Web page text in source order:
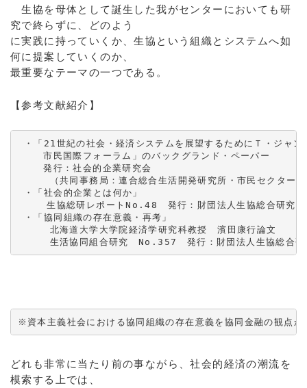
生協を母体として誕生した我がセンターにおいても研
究で終らずに、どのよう
に実践に持っていくか、生協という組織とシステムへ如
何に提案していくのか、
最重要なテーマの一つである。
【参考文献紹介】
・「21世紀の社会・経済システムを展望するためにＴ・ジャ
    市民国際フォーラム」のバックグランド・ペーパー
    発行：社会的企業研究会
（共同事務局：連合総合生活開発研究所・市民セクター
・「社会的企業とは何か」
   　生協総研レポートNo.48　発行：財団法人生協総合研究所
・「協同組織の存在意義・再考」
     北海道大学大学院経済学研究科教授　濱田康行論文
生活協同組合研究　No.357　発行：財団法人生協総合研
※資本主義社会における協同組織の存在意義を協同金融の観点
どれも非常に当たり前の事ながら、社会的経済の潮流を
模索する上では、